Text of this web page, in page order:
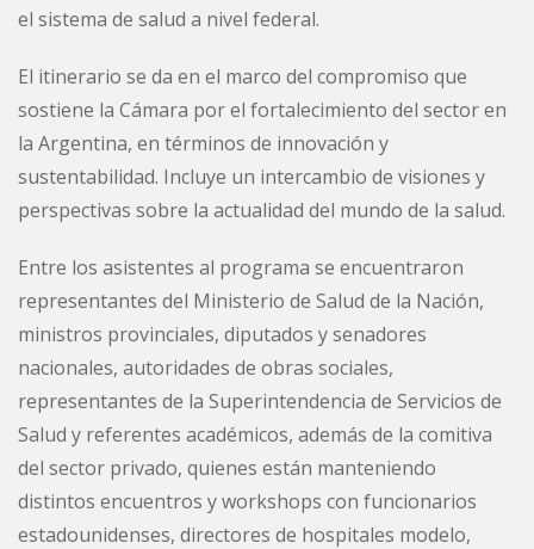
el sistema de salud a nivel federal.
El itinerario se da en el marco del compromiso que
sostiene la Cámara por el fortalecimiento del sector en
la Argentina, en términos de innovación y
sustentabilidad. Incluye un intercambio de visiones y
perspectivas sobre la actualidad del mundo de la salud.
Entre los asistentes al programa se encuentraron
representantes del Ministerio de Salud de la Nación,
ministros provinciales, diputados y senadores
nacionales, autoridades de obras sociales,
representantes de la Superintendencia de Servicios de
Salud y referentes académicos, además de la comitiva
del sector privado, quienes están manteniendo
distintos encuentros y workshops con funcionarios
estadounidenses, directores de hospitales modelo,